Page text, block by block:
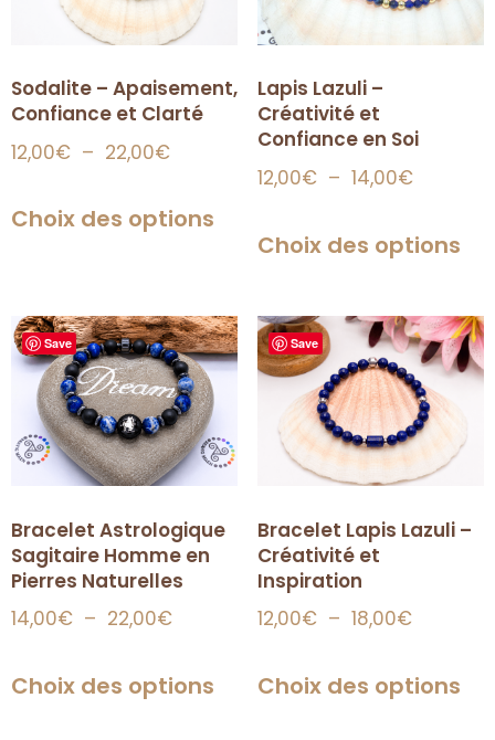
Sodalite – Apaisement,
Confiance et Clarté
12,00€ – 22,00€
Choix des options
Lapis Lazuli –
Créativité et
Confiance en Soi
12,00€ – 14,00€
Choix des options
Save
Bracelet Astrologique
Sagitaire Homme en
Pierres Naturelles
14,00€ – 22,00€
Choix des options
Save
Bracelet Lapis Lazuli –
Créativité et
Inspiration
12,00€ – 18,00€
Choix des options